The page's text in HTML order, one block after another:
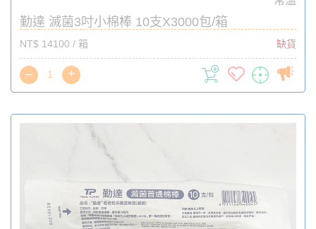
勤達 滅菌3吋小棉棒 10支X3000包/箱
NT$ 14100 / 箱 缺貨
– +